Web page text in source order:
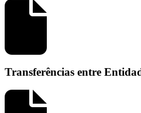
Transferências entre